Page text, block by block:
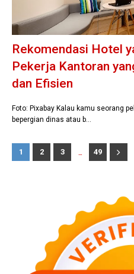
Rekomendasi Hotel
Pekerja Kantoran
dan Efisien
Foto: Pixabay Kalau kamu seorang
bepergian dinas atau b…
1 2 3 ... 49